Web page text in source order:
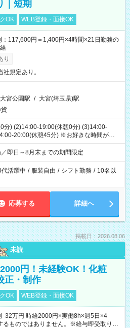
｜短期
OK WEB登録・面接OK
117,600円＝1,400円×4時間×21日勤務の
り
規定あり。
大宮公園駅 / 大宮(埼玉県)駅
貨
分) (2)14:00-19:00(休憩0分) (3)14:00-
20:00(休憩45分) ※お好きな時間が選べ
即日～8月末までの期間限定
活躍中 / 服装自由 / シフト勤務 / 10名以
応募する 詳細へ
掲載日：2026.08.06
未読
円！未経験OK！化粧
正・制作
OK WEB登録・面接OK
万円 時給2000円×実働8h×週5日×4
ものではありません。※給与即受取りサ